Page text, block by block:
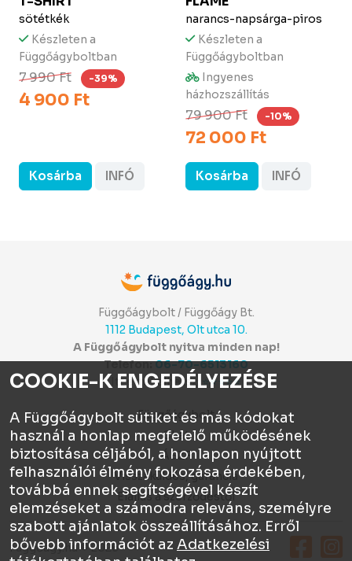
sötétkék
Készleten a
Függőágyboltban
7 990 Ft -39%
4 900 Ft
Kosárba INFÓ
narancs-napsárga-piros
Készleten a
Függőágyboltban
Ingyenes
házhozszállítás
79 900 Ft -10%
72 000 Ft
Kosárba INFÓ
Függőágybolt / Függőágy Bt.
1112 Budapest, Olt utca 10.
A Függőágybolt nyitva minden nap!
Telefon:06-70-6513160
Itt értékelhetsz:⭐⭐⭐⭐⭐
Függőágybolt
Chat
ÁSZF
Visszaküldés, garancia
Elállás a szerződéstől
Függőágy.hu © 2026
COOKIE-K ENGEDÉLYEZÉSE
A Függőágybolt sütiket és más kódokat
használ a honlap megfelelő működésének
biztosítása céljából, a honlapon nyújtott
felhasználói élmény fokozása érdekében,
továbbá ennek segítségével készít
elemzéseket a számodra releváns, személyre
szabott ajánlatok összeállításához. Erről
bővebb információt az Adatkezelési